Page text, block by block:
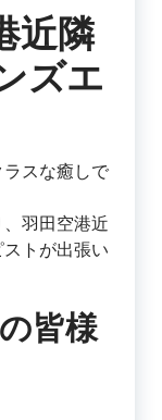
近隣
ズエ
スな癒しで
羽田空港近
トが出張い
皆様